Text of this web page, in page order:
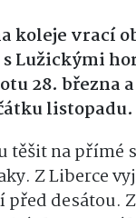
koleje vrací
sLužickými
28. března
listopadu.
těšit na
Z Liberce
před desátou.